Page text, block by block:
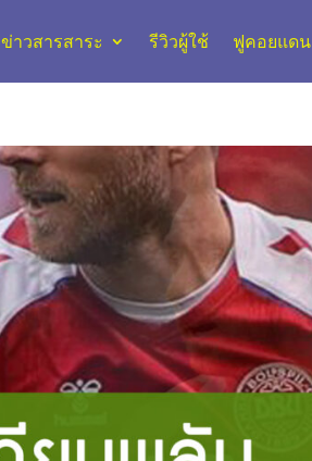
ข่าวสารสาระ รีวิวผู้ใช้ ฟูคอยแดน